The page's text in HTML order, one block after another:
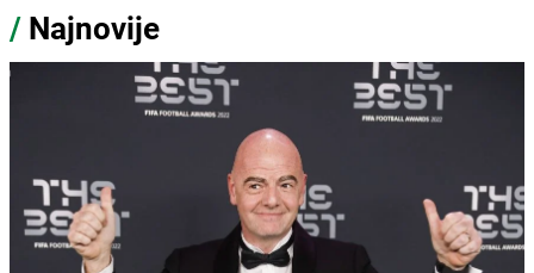
/ Najnovije